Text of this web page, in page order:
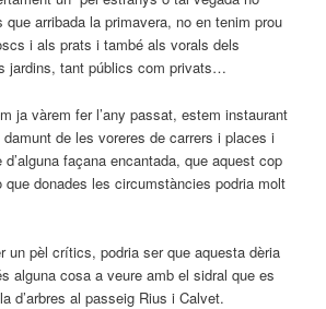
arribada la primavera, no en tenim prou
i als prats i també als vorals dels
jardins, tant públics com privats…
ja vàrem fer l’any passat, estem instaurant
de les voreres de carrers i places i
façana encantada, que aquest cop
que donades les circumstàncies podria molt
un pèl crítics, podria ser que aquesta dèria
alguna cosa a veure amb el sidral que es
d’arbres al passeig Rius i Calvet.